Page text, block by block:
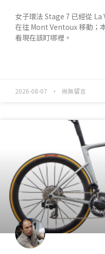
女子環法 Stage 7 已經從
在往 Mont Ventoux 移動；
看現在該盯哪裡。
2026-08-07 尚無留言